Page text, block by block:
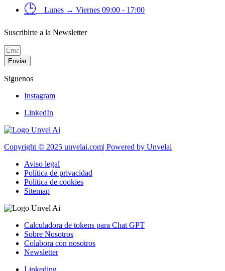
🕒 Lunes → Viernes 09:00 - 17:00
Suscribirte a la Newsletter
Enviar
Siguenos
Instagram
LinkedIn
Copyright © 2025 unvelai.com| Powered by Unvelai
Aviso legal
Política de privacidad
Política de cookies
Sitemap
Calculadora de tokens para Chat GPT
Sobre Nosotros
Colabora con nosotros
Newsletter
Linkeding